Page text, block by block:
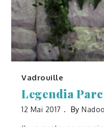
Vadrouille
Legendia
12 Mai 2017 By Nadoo